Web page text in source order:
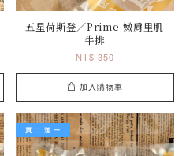
五星荷斯登／Prime 嫩肩里肌
牛排
NT$ 350
加入購物車
買 二 送 一